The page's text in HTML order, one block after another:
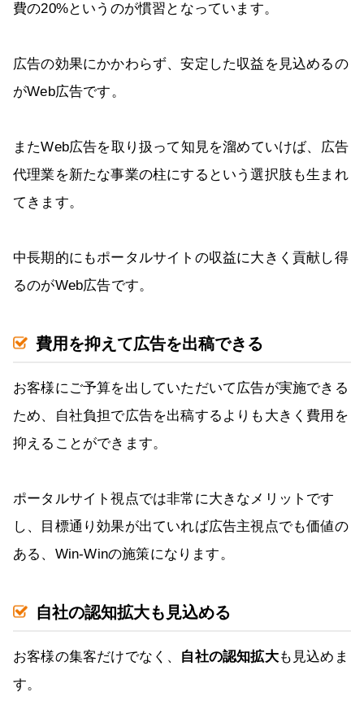
費の20%というのが慣習となっています。
広告の効果にかかわらず、安定した収益を見込めるの
がWeb広告です。
またWeb広告を取り扱って知見を溜めていけば、広告
代理業を新たな事業の柱にするという選択肢も生まれ
てきます。
中長期的にもポータルサイトの収益に大きく貢献し得
るのがWeb広告です。
費用を抑えて広告を出稿できる
お客様にご予算を出していただいて広告が実施できる
ため、自社負担で広告を出稿するよりも大きく費用を
抑えることができます。
ポータルサイト視点では非常に大きなメリットです
し、目標通り効果が出ていれば広告主視点でも価値の
ある、Win-Winの施策になります。
自社の認知拡大も見込める
お客様の集客だけでなく、 自社の認知拡大も見込めま
す。